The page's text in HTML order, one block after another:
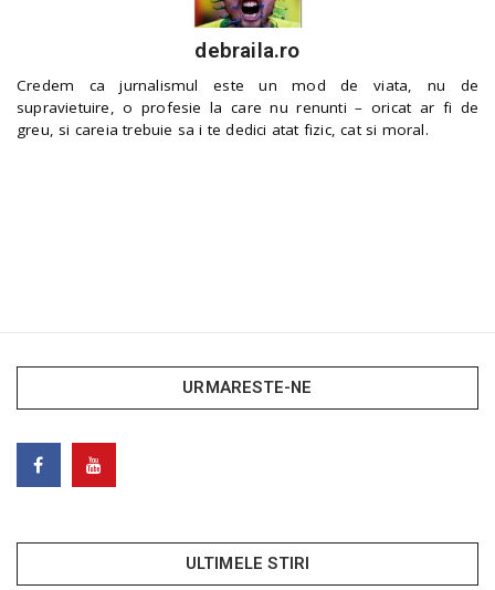
debraila.ro
Credem ca jurnalismul este un mod de viata, nu de
supravietuire, o profesie la care nu renunti – oricat ar fi de
greu, si careia trebuie sa i te dedici atat fizic, cat si moral.
URMARESTE-NE
ULTIMELE STIRI